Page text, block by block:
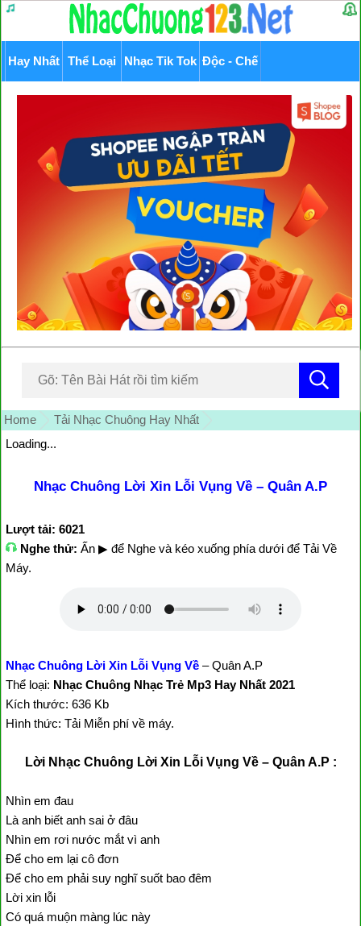
Hay Nhất Thể Loại Nhạc Tik Tok Độc - Chế
Home
Tải Nhạc Chuông Hay Nhất
Loading...
Nhạc Chuông Lời Xin Lỗi Vụng Về – Quân A.P
Lượt tải: 6021
Nghe thử: Ấn ▶ để Nghe và kéo xuống phía dưới để Tải Về
Máy.
Nhạc Chuông Lời Xin Lỗi Vụng Về – Quân A.P
Thể loại: Nhạc Chuông Nhạc Trẻ Mp3 Hay Nhất 2021
Kích thước: 636 Kb
Hình thức: Tải Miễn phí về máy.
Lời Nhạc Chuông Lời Xin Lỗi Vụng Về – Quân A.P :
Nhìn em đau
Là anh biết anh sai ở đâu
Nhìn em rơi nước mắt vì anh
Để cho em lại cô đơn
Để cho em phải suy nghĩ suốt bao đêm
Lời xin lỗi
Có quá muộn màng lúc này